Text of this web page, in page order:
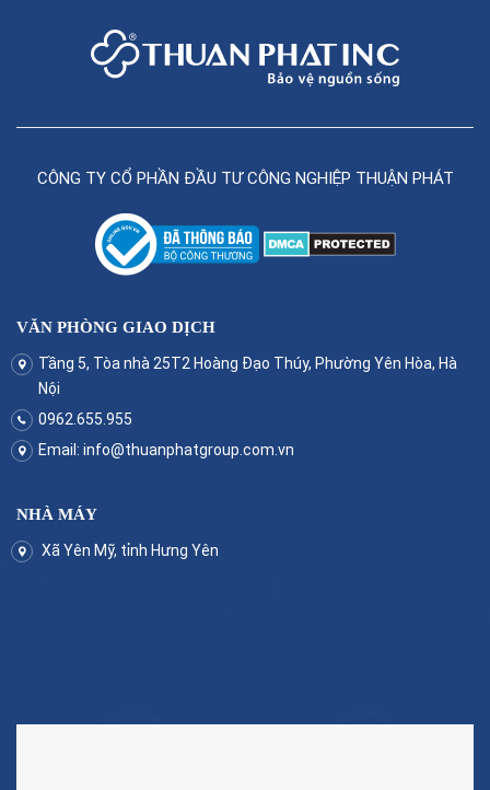
CÔNG TY CỔ PHẦN ĐẦU TƯ CÔNG NGHIỆP THUẬN PHÁT
VĂN PHÒNG GIAO DỊCH
Tầng 5, Tòa nhà 25T2 Hoàng Đạo Thúy, Phường Yên Hòa, Hà
Nội
0962.655.955
Email: info@thuanphatgroup.com.vn
NHÀ MÁY
Xã Yên Mỹ, tỉnh Hưng Yên